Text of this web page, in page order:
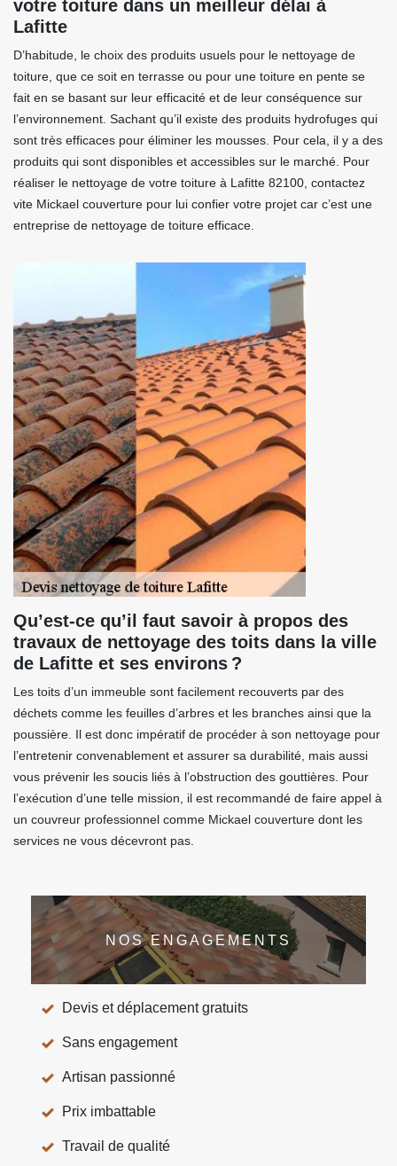
votre toiture dans un meilleur délai à
Lafitte
D’habitude, le choix des produits usuels pour le nettoyage de
toiture, que ce soit en terrasse ou pour une toiture en pente se
fait en se basant sur leur efficacité et de leur conséquence sur
l’environnement. Sachant qu’il existe des produits hydrofuges qui
sont très efficaces pour éliminer les mousses. Pour cela, il y a des
produits qui sont disponibles et accessibles sur le marché. Pour
réaliser le nettoyage de votre toiture à Lafitte 82100, contactez
vite Mickael couverture pour lui confier votre projet car c’est une
entreprise de nettoyage de toiture efficace.
Qu’est-ce qu’il faut savoir à propos des
travaux de nettoyage des toits dans la ville
de Lafitte et ses environs ?
Les toits d’un immeuble sont facilement recouverts par des
déchets comme les feuilles d’arbres et les branches ainsi que la
poussière. Il est donc impératif de procéder à son nettoyage pour
l’entretenir convenablement et assurer sa durabilité, mais aussi
vous prévenir les soucis liés à l’obstruction des gouttières. Pour
l’exécution d’une telle mission, il est recommandé de faire appel à
un couvreur professionnel comme Mickael couverture dont les
services ne vous décevront pas.
NOS ENGAGEMENTS
Devis et déplacement gratuits
Sans engagement
Artisan passionné
Prix imbattable
Travail de qualité